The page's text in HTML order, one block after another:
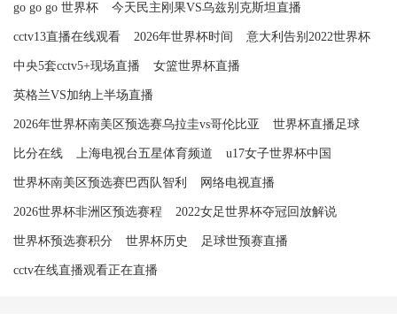
go go go 世界杯 今天民主刚果VS乌兹别克斯坦直播
cctv13直播在线观看 2026年世界杯时间 意大利告别2022世界杯
中央5套cctv5+现场直播 女篮世界杯直播
英格兰VS加纳上半场直播
2026年世界杯南美区预选赛乌拉圭vs哥伦比亚 世界杯直播足球
比分在线 上海电视台五星体育频道 u17女子世界杯中国
世界杯南美区预选赛巴西队智利 网络电视直播
2026世界杯非洲区预选赛程 2022女足世界杯夺冠回放解说
世界杯预选赛积分 世界杯历史 足球世预赛直播
cctv在线直播观看正在直播